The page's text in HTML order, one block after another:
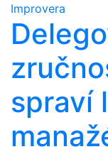
Improvera
spraví